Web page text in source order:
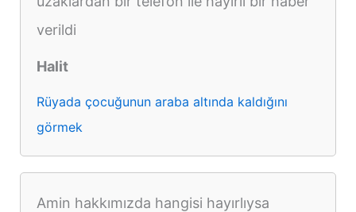
verildi
Halit
Rüyada çocuğunun araba altında kaldığını
görmek
Amin hakkımızda hangisi hayırlıysa